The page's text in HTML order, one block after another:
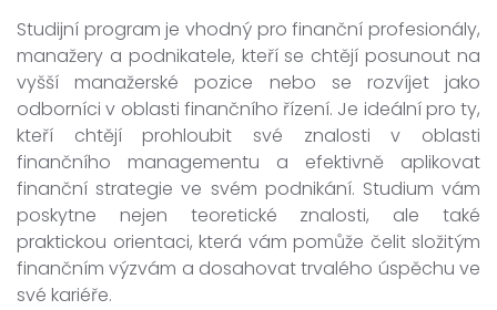
Studijní program je vhodný pro finanční profesionály,
manažery a podnikatele, kteří se chtějí posunout na
vyšší manažerské pozice nebo se rozvíjet jako
odborníci v oblasti finančního řízení. Je ideální pro ty,
kteří chtějí prohloubit své znalosti v oblasti
finančního managementu a efektivně aplikovat
finanční strategie ve svém podnikání. Studium vám
poskytne nejen teoretické znalosti, ale také
praktickou orientaci, která vám pomůže čelit složitým
finančním výzvám a dosahovat trvalého úspěchu ve
své kariéře.